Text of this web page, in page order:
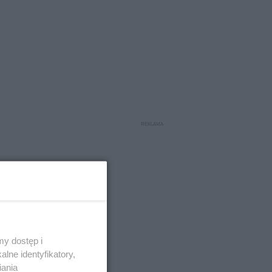
dostęp i
identyfikatory,